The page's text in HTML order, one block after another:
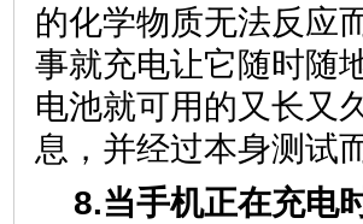
的化学物质无法反应
事就充电让它随时随
电池就可用的又长又
息，并经过本身测试
8.当手机正在充电